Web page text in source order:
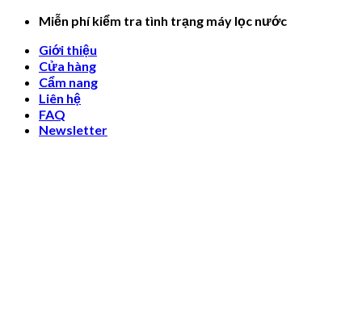
Skip
content
Miễn phí kiểm tra tình trạng máy lọc nước
Giới thiệu
Cửa hàng
Cẩm nang
Liên hệ
FAQ
Newsletter